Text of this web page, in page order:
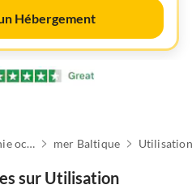
Hébergement
Mecklembourg-Poméranie occidentale mer Baltique Utilisation
sur Utilisation